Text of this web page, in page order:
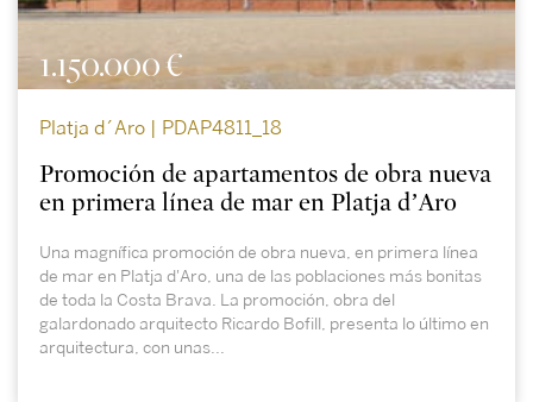
1.150.000 €
Platja d´Aro | PDAP4811_18
Promoción de apartamentos de obra nueva
en primera línea de mar en Platja d’Aro
Una magnífica promoción de obra nueva, en primera línea
de mar en Platja d'Aro, una de las poblaciones más bonitas
de toda la Costa Brava. La promoción, obra del
galardonado arquitecto Ricardo Bofill, presenta lo último en
arquitectura, con unas...